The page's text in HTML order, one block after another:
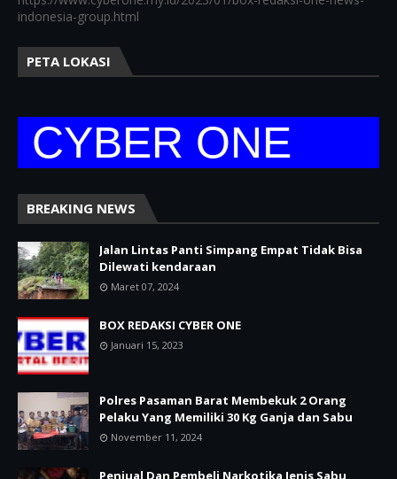
indonesia-group.html
PETA LOKASI
ONE
BREAKING NEWS
Jalan Lintas Panti Simpang Empat Tidak Bisa
Dilewati kendaraan
Maret 07, 2024
BOX REDAKSI CYBER ONE
Januari 15, 2023
Polres Pasaman Barat Membekuk 2 Orang
Pelaku Yang Memiliki 30 Kg Ganja dan Sabu
November 11, 2024
Penjual Dan Pembeli Narkotika Jenis Sabu